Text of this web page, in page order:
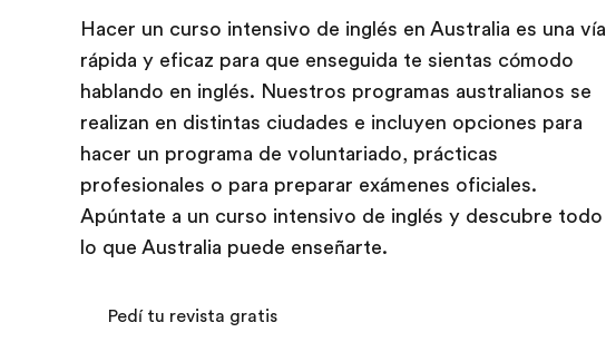
Hacer un curso intensivo de inglés en Australia es una vía
rápida y eficaz para que enseguida te sientas cómodo
hablando en inglés. Nuestros programas australianos se
realizan en distintas ciudades e incluyen opciones para
hacer un programa de voluntariado, prácticas
profesionales o para preparar exámenes oficiales.
Apúntate a un curso intensivo de inglés y descubre todo
lo que Australia puede enseñarte.
Pedí tu revista gratis